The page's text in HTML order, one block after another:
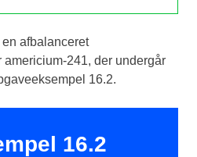
afbalanceret
241, der undergår
16.2.
16.2